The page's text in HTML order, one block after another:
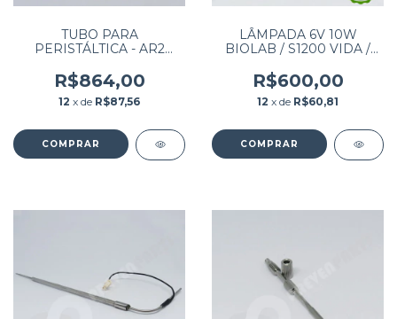
TUBO PARA
PERISTÁLTICA - AR2
PAT: 12549 N/S 13102
R$864,00
12 x de R$87,56
LÂMPADA 6V 10W
BIOLAB / S1200 VIDA /
R$600,00
12 x de R$60,81